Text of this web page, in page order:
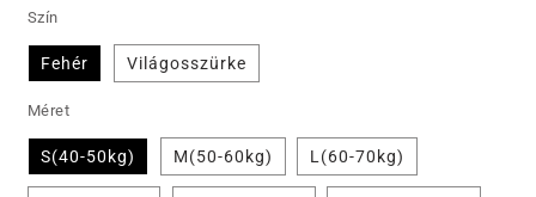
Szín
Fehér Világosszürke
Méret
S(40-50kg) M(50-60kg) L(60-70kg)